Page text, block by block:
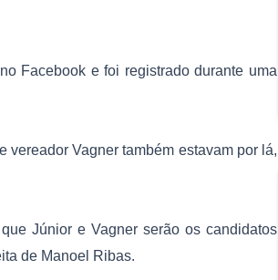
Facebook e foi registrado durante uma
vereador Vagner também estavam por lá,
Júnior e Vagner serão os candidatos
de Manoel Ribas.